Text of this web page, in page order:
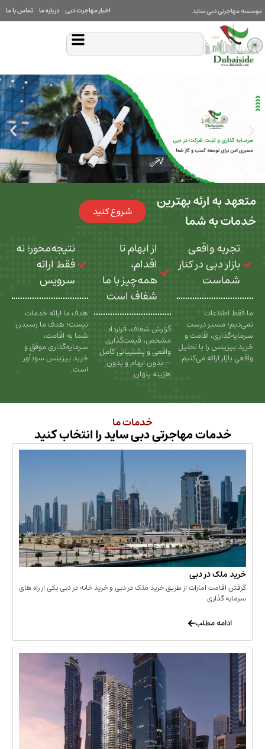
ساید درباره ما تماس با ما
بهترین
شما
شروع کنید
واقعی
در کنار
درست
اقامت و
با تحلیل
می‌کنیم.
از ابهام تا
اقدام،
همه‌چیز با ما
شفاف است
گزارش شفاف، قرارداد
مشخص، قیمت‌گذاری
واقعی و پشتیبانی کامل
—بدون ابهام و بدون
نتیجه‌محور؛ نه
فقط ارائه
سرویس
هدف ما ارائه خدمات
نیست؛ هدف ما رسیدن
شما به اقامت،
سرمایه‌گذاری موفق و
خرید بیزینس سودآور
است.
مهاجرتی دبی ساید را انتخاب کنید
در دبی
امارات از طریق خرید ملک در دبی و خرید خانه در دبی یکی از راه های